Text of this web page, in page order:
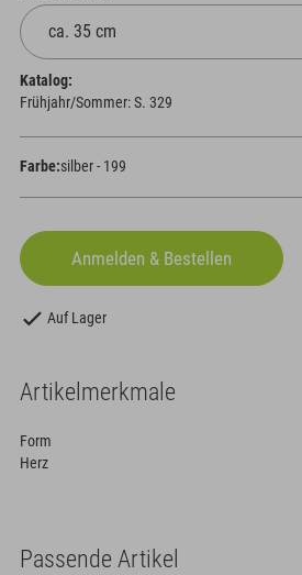
Katalog:
Frühjahr/Sommer: S. 329
Farbe:silber - 199
Auf Lager
Artikelmerkmale
Form
Herz
Passende Artikel